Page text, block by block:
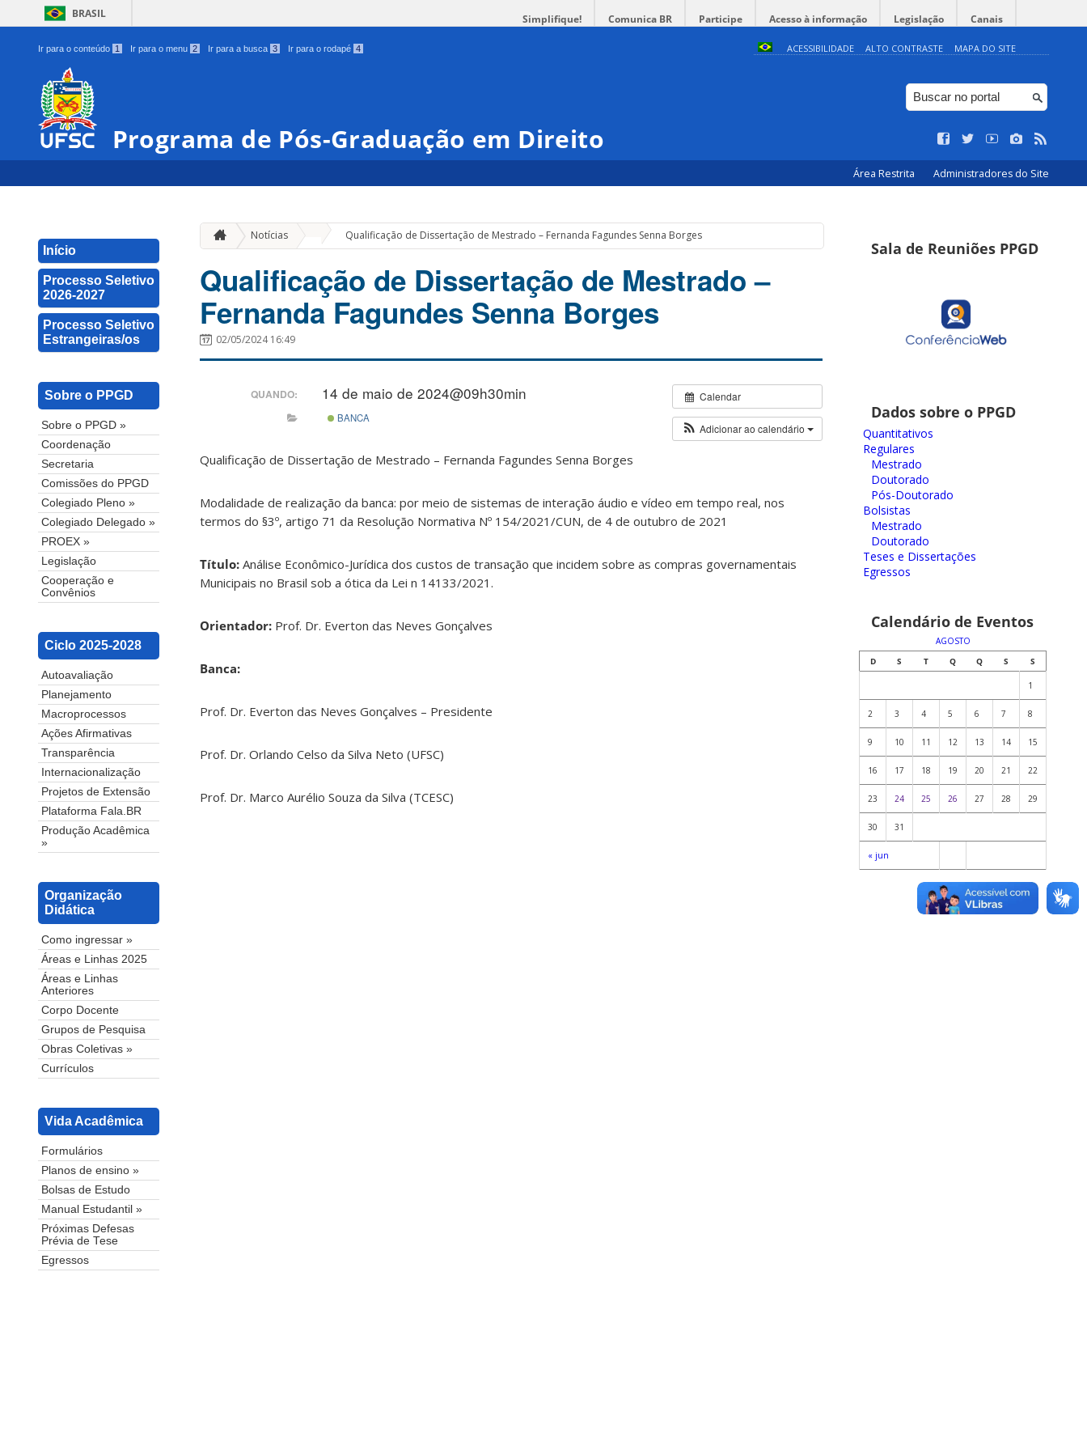
BRASIL Simplifique! Comunica BR Participe Acesso à informação Legislação Canais
Ir para o conteúdo 1 Ir para o menu 2 Ir para a busca 3 Ir para o rodapé 4 ACESSIBILIDADE ALTO CONTRASTE MAPA DO SITE
Programa de Pós-Graduação em Direito
Área Restrita Administradores do Site
Início
Processo Seletivo
2026-2027
Processo Seletivo
Estrangeiras/os
Sobre o PPGD
Sobre o PPGD »
Coordenação
Secretaria
Comissões do PPGD
Colegiado Pleno »
Colegiado Delegado »
PROEX »
Legislação
Cooperação e
Convênios
Ciclo 2025-2028
Autoavaliação
Planejamento
Macroprocessos
Ações Afirmativas
Transparência
Internacionalização
Projetos de Extensão
Plataforma Fala.BR
Produção Acadêmica
»
Organização
Didática
Como ingressar »
Áreas e Linhas 2025
Áreas e Linhas
Anteriores
Corpo Docente
Grupos de Pesquisa
Obras Coletivas »
Currículos
Vida Acadêmica
Formulários
Planos de ensino »
Bolsas de Estudo
Manual Estudantil »
Próximas Defesas
Prévia de Tese
Egressos
Notícias Qualificação de Dissertação de Mestrado – Fernanda Fagundes Senna Borges
Qualificação de Dissertação de Mestrado –
Fernanda Fagundes Senna Borges
02/05/2024 16:49
Calendar
Adicionar ao calendário
QUANDO: 14 de maio de 2024@09h30min
BANCA
Qualificação de Dissertação de Mestrado – Fernanda Fagundes Senna Borges
Modalidade de realização da banca: por meio de sistemas de interação áudio e vídeo em tempo real, nos
termos do §3º, artigo 71 da Resolução Normativa Nº 154/2021/CUN, de 4 de outubro de 2021
Título: Análise Econômico-Jurídica dos custos de transação que incidem sobre as compras governamentais
Municipais no Brasil sob a ótica da Lei n 14133/2021.
Orientador: Prof. Dr. Everton das Neves Gonçalves
Banca:
Prof. Dr. Everton das Neves Gonçalves – Presidente
Prof. Dr. Orlando Celso da Silva Neto (UFSC)
Prof. Dr. Marco Aurélio Souza da Silva (TCESC)
Sala de Reuniões PPGD
Dados sobre o PPGD
Quantitativos
Regulares
Mestrado
Doutorado
Pós-Doutorado
Bolsistas
Mestrado
Doutorado
Teses e Dissertações
Egressos
Calendário de Eventos
AGOSTO
D
S T Q Q S S
« jun
1
2 3 4 5 6 7 8
9 10 11 12 13 14 15
16 17 18 19 20 21 22
23 24 25 26 27 28 29
30 31